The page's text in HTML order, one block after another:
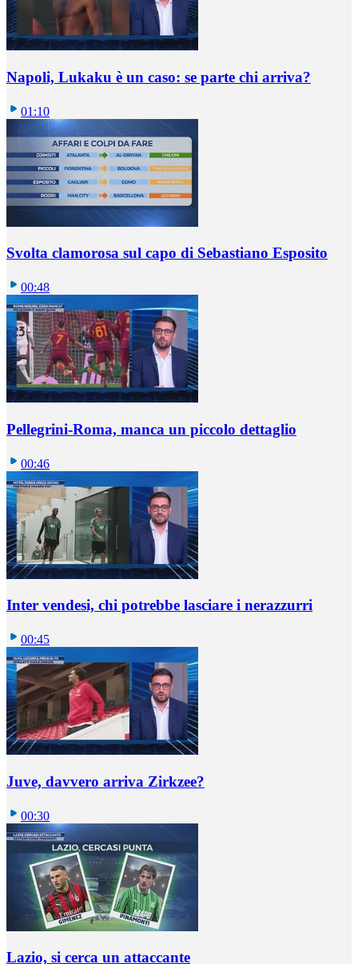
Napoli, Lukaku è un caso: se parte chi arriva?
01:10
Svolta clamorosa sul capo di Sebastiano Esposito
00:48
Pellegrini-Roma, manca un piccolo dettaglio
00:46
Inter vendesi, chi potrebbe lasciare i nerazzurri
00:45
Juve, davvero arriva Zirkzee?
00:30
Lazio, si cerca un attaccante